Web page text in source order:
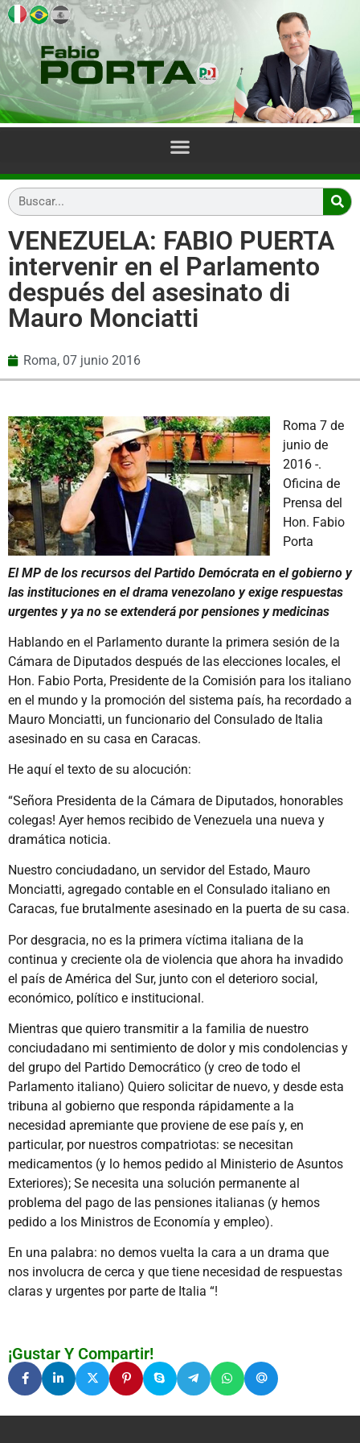
VENEZUELA: FABIO PUERTA
intervenir en el Parlamento
después del asesinato di
Mauro Monciatti
Roma, 07 junio 2016
Roma 7 de
junio de
2016 -.
Oficina de
Prensa del
Hon. Fabio
Porta
El MP de los recursos del Partido Demócrata en el gobierno y
las instituciones en el drama venezolano y exige respuestas
urgentes y ya no se extenderá por pensiones y medicinas
Hablando en el Parlamento durante la primera sesión de la
Cámara de Diputados después de las elecciones locales, el
Hon. Fabio Porta, Presidente de la Comisión para los italiano
en el mundo y la promoción del sistema país, ha recordado a
Mauro Monciatti, un funcionario del Consulado de Italia
asesinado en su casa en Caracas.
He aquí el texto de su alocución:
“Señora Presidenta de la Cámara de Diputados, honorables
colegas! Ayer hemos recibido de Venezuela una nueva y
dramática noticia.
Nuestro conciudadano, un servidor del Estado, Mauro
Monciatti, agregado contable en el Consulado italiano en
Caracas, fue brutalmente asesinado en la puerta de su casa.
Por desgracia, no es la primera víctima italiana de la
continua y creciente ola de violencia que ahora ha invadido
el país de América del Sur, junto con el deterioro social,
económico, político e institucional.
Mientras que quiero transmitir a la familia de nuestro
conciudadano mi sentimiento de dolor y mis condolencias y
del grupo del Partido Democrático (y creo de todo el
Parlamento italiano) Quiero solicitar de nuevo, y desde esta
tribuna al gobierno que responda rápidamente a la
necesidad apremiante que proviene de ese país y, en
particular, por nuestros compatriotas: se necesitan
medicamentos (y lo hemos pedido al Ministerio de Asuntos
Exteriores); Se necesita una solución permanente al
problema del pago de las pensiones italianas (y hemos
pedido a los Ministros de Economía y empleo).
En una palabra: no demos vuelta la cara a un drama que
nos involucra de cerca y que tiene necesidad de respuestas
claras y urgentes por parte de Italia “!
¡Gustar Y Compartir!